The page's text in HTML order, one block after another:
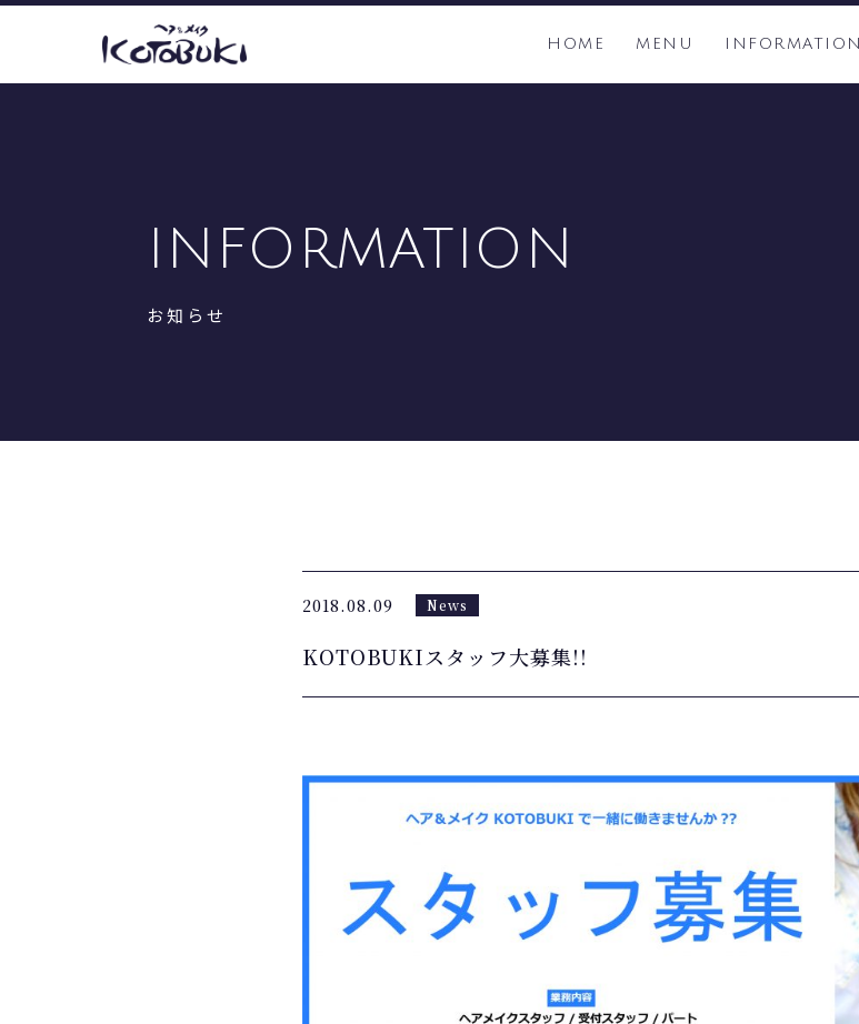
HOME MENU INFORMATION
INFORMATION
お知らせ
2018.08.09 News
KOTOBUKIスタッフ大募集!!